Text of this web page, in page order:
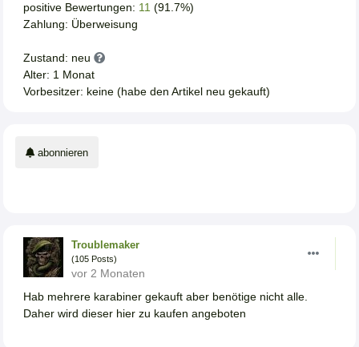
positive Bewertungen: 11 (91.7%)
Zahlung: Überweisung
Zustand: neu
Alter: 1 Monat
Vorbesitzer: keine (habe den Artikel neu gekauft)
abonnieren
Troublemaker
(105 Posts)
vor 2 Monaten
Hab mehrere karabiner gekauft aber benötige nicht alle.
Daher wird dieser hier zu kaufen angeboten